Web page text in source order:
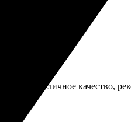
отличное качество,